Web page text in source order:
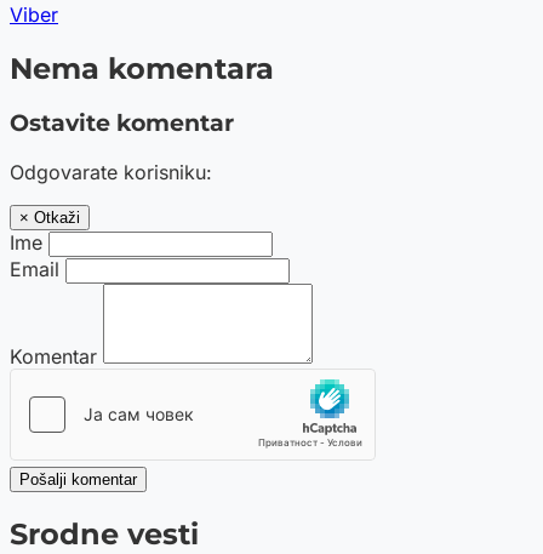
Viber
Nema komentara
Ostavite komentar
Odgovarate korisniku:
× Otkaži
Ime
Email
Komentar
Pošalji komentar
Srodne vesti